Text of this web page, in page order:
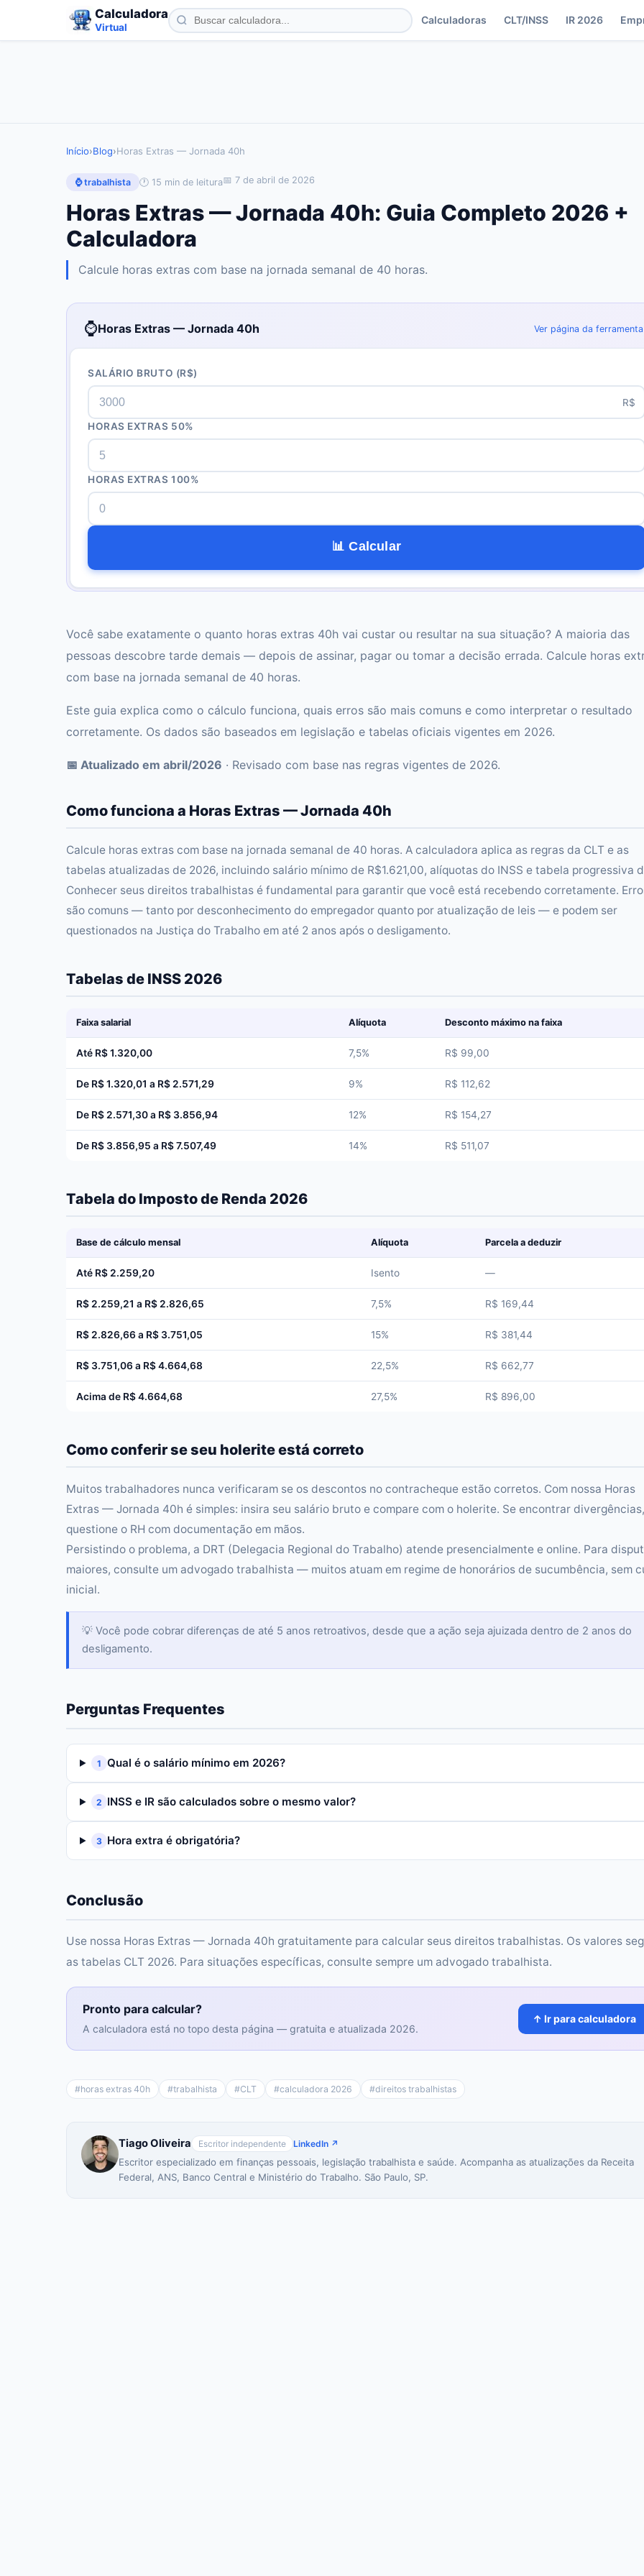
Calculadora
Virtual
Calculadoras CLT/INSS IR 2026
Início›Blog›Horas Extras — Jornada 40h
⌚ trabalhista 🕐 15 min de leitura📅 7 de abril de 2026
Horas Extras — Jornada 40h: Guia Completo 2026 +
Calculadora
Calcule horas extras com base na jornada semanal de 40 horas.
⌚Horas Extras — Jornada 40h Ver página da ferramenta
SALÁRIO BRUTO (R$)
R$
HORAS EXTRAS 50%
HORAS EXTRAS 100%
📊 Calcular
Você sabe exatamente o quanto horas extras 40h vai custar ou resultar na sua situação? A maioria das
pessoas descobre tarde demais — depois de assinar, pagar ou tomar a decisão errada. Calcule horas
com base na jornada semanal de 40 horas.
Este guia explica como o cálculo funciona, quais erros são mais comuns e como interpretar o resultado
corretamente. Os dados são baseados em legislação e tabelas oficiais vigentes em 2026.
📅 Atualizado em abril/2026 · Revisado com base nas regras vigentes de 2026.
Como funciona a Horas Extras — Jornada 40h
Calcule horas extras com base na jornada semanal de 40 horas. A calculadora aplica as regras da CLT e as
tabelas atualizadas de 2026, incluindo salário mínimo de R$1.621,00, alíquotas do INSS e tabela progressiva
Conhecer seus direitos trabalhistas é fundamental para garantir que você está recebendo corretamente.
são comuns — tanto por desconhecimento do empregador quanto por atualização de leis — e podem ser
questionados na Justiça do Trabalho em até 2 anos após o desligamento.
Tabelas de INSS 2026
Faixa salarial Alíquota Desconto máximo na faixa
Até R$ 1.320,00 7,5% R$ 99,00
De R$ 1.320,01 a R$ 2.571,29 9% R$ 112,62
De R$ 2.571,30 a R$ 3.856,94 12% R$ 154,27
De R$ 3.856,95 a R$ 7.507,49 14% R$ 511,07
Tabela do Imposto de Renda 2026
Base de cálculo mensal Alíquota Parcela a deduzir
Até R$ 2.259,20 Isento —
R$ 2.259,21 a R$ 2.826,65 7,5% R$ 169,44
R$ 2.826,66 a R$ 3.751,05 15% R$ 381,44
R$ 3.751,06 a R$ 4.664,68 22,5% R$ 662,77
Acima de R$ 4.664,68 27,5% R$ 896,00
Como conferir se seu holerite está correto
Muitos trabalhadores nunca verificaram se os descontos no contracheque estão corretos. Com nossa Horas
Extras — Jornada 40h é simples: insira seu salário bruto e compare com o holerite. Se encontrar divergências,
questione o RH com documentação em mãos.
Persistindo o problema, a DRT (Delegacia Regional do Trabalho) atende presencialmente e online. Para
maiores, consulte um advogado trabalhista — muitos atuam em regime de honorários de sucumbência, sem
inicial.
💡 Você pode cobrar diferenças de até 5 anos retroativos, desde que a ação seja ajuizada dentro de 2 anos do
desligamento.
Perguntas Frequentes
1 Qual é o salário mínimo em 2026?
2 INSS e IR são calculados sobre o mesmo valor?
3 Hora extra é obrigatória?
Conclusão
Use nossa Horas Extras — Jornada 40h gratuitamente para calcular seus direitos trabalhistas. Os valores
as tabelas CLT 2026. Para situações específicas, consulte sempre um advogado trabalhista.
Pronto para calcular?
A calculadora está no topo desta página — gratuita e atualizada 2026.
↑ Ir para calculadora
#horas extras 40h #trabalhista #CLT #calculadora 2026 #direitos trabalhistas
Tiago Oliveira Escritor independente LinkedIn ↗
Escritor especializado em finanças pessoais, legislação trabalhista e saúde. Acompanha as atualizações da Receita
Federal, ANS, Banco Central e Ministério do Trabalho. São Paulo, SP.